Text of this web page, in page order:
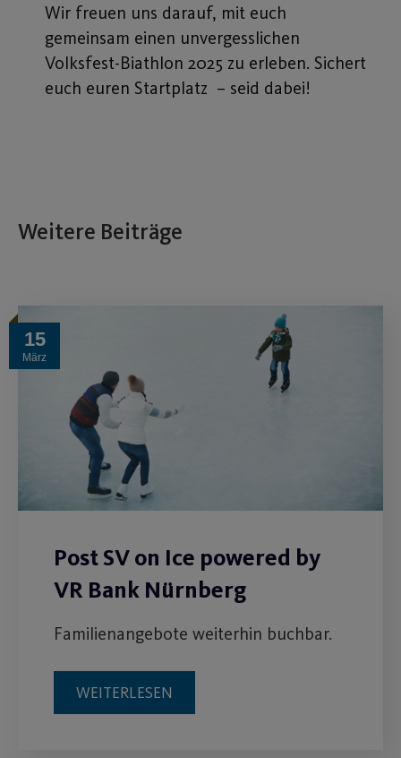
Wir freuen uns darauf, mit euch
gemeinsam einen unvergesslichen
Volksfest-Biathlon 2025 zu erleben. Sichert
euch euren Startplatz – seid dabei!
Weitere Beiträge
15
März
Post SV on Ice powered by
VR Bank Nürnberg
Familienangebote weiterhin buchbar.
WEITERLESEN